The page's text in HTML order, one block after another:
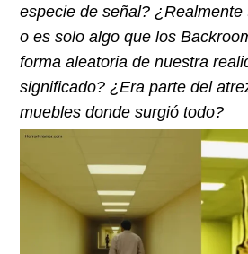
especie de señal?
o es solo algo que los
forma aleatoria de nuestra
significado? ¿Era parte del
muebles donde surgió todo?